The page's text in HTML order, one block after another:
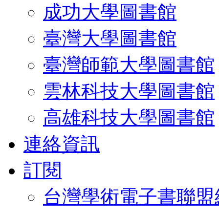
成功大學圖書館
臺灣大學圖書館
臺灣師範大學圖書館
雲林科技大學圖書館
高雄科技大學圖書館
連絡資訊
訂閱
台灣學術電子書聯